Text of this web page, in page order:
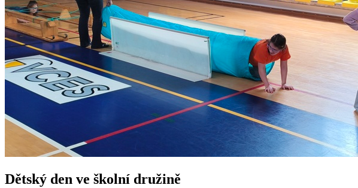
Dětský den ve školní družině